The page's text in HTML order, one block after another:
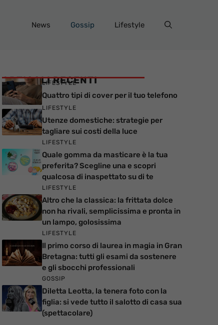
News Gossip Lifestyle
ARTICOLI RECENTI
LIFESTYLE
Quattro tipi di cover per il tuo telefono
LIFESTYLE
Utenze domestiche: strategie per
tagliare sui costi della luce
LIFESTYLE
Quale gomma da masticare è la tua
preferita? Scegline una e scopri
qualcosa di inaspettato su di te
LIFESTYLE
Altro che la classica: la frittata dolce
non ha rivali, semplicissima e pronta in
un lampo, golosissima
LIFESTYLE
Il primo corso di laurea in magia in Gran
Bretagna: tutti gli esami da sostenere
e gli sbocchi professionali
GOSSIP
Diletta Leotta, la tenera foto con la
figlia: si vede tutto il salotto di casa sua
(spettacolare)